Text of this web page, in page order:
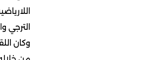
الترجي
وكان